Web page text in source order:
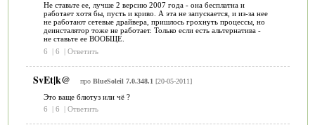
Не ставьте ее, лучше 2 версию 2007 года - она бесплатна и
работает хотя бы, пусть и криво. А эта не запускается, и из-за нее
не работают сетевые драйвера, пришлось грохнуть процессы, но
деинсталятор тоже не работает. Только если есть альтернатива -
не ставьте ее ВООБЩЕ.
6
| 6 | Ответить
SvEt|k@ про BlueSoleil 7.0.348.1 [20-05-2011]
Это ваще блютуз или чё ?
6
| 6 | Ответить